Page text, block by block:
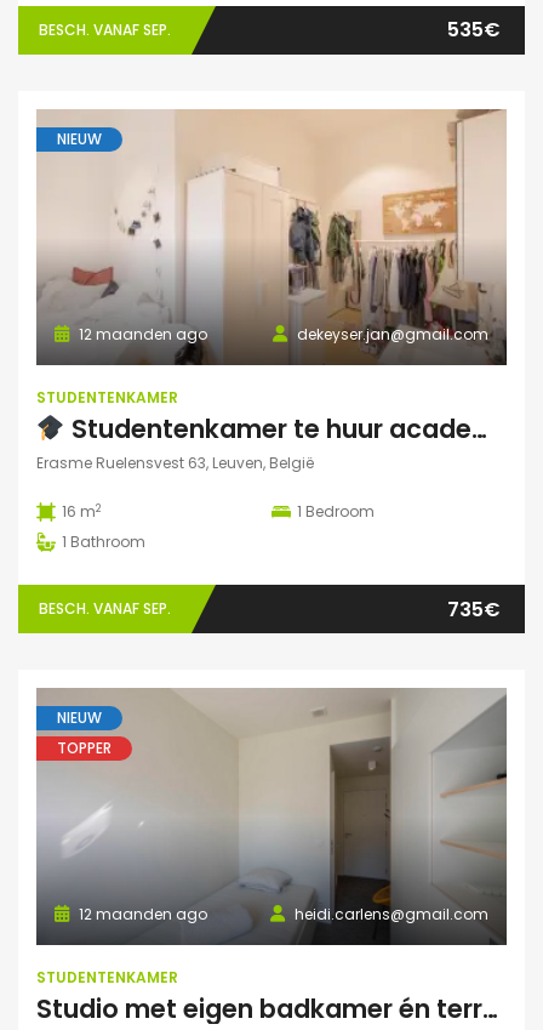
BESCH. VANAF SEP. 535€
NIEUW
dekeyser.jan@gmail.com
12 maanden ago
STUDENTENKAMER
Studentenkamer te huur academiejaar 2025-2026 – Ruelensvest 63, Leuven (Naamsepoort)
Erasme Ruelensvest 63, Leuven, België
16 m2 1 Bedroom
1 Bathroom
BESCH. VANAF SEP. 735€
NIEUW
TOPPER
heidi.carlens@gmail.com
12 maanden ago
STUDENTENKAMER
Studio met eigen badkamer én terrasje